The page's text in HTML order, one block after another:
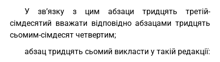
У зв’язку з цим абзаци тридцять третій-
сімдесятий вважати відповідно абзацами тридцять
сьомим-сімдесят четвертим;
абзац тридцять сьомий викласти у такій редакції: